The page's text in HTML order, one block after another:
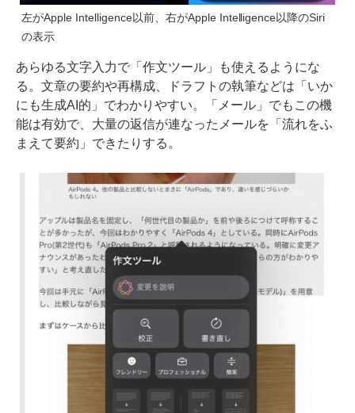
左がApple Intelligence以前、右がApple Intelligence以降のSiri
の表示
あらゆる文字入力で「作文ツール」も使えるようにな
る。文章の要約や再構成、ドラフトの執筆などは「いか
にも生成AI的」でわかりやすい。「メール」でもこの機
能は有効で、大量の返信が連なったメールを「流れをふ
まえて要約」できたりする。